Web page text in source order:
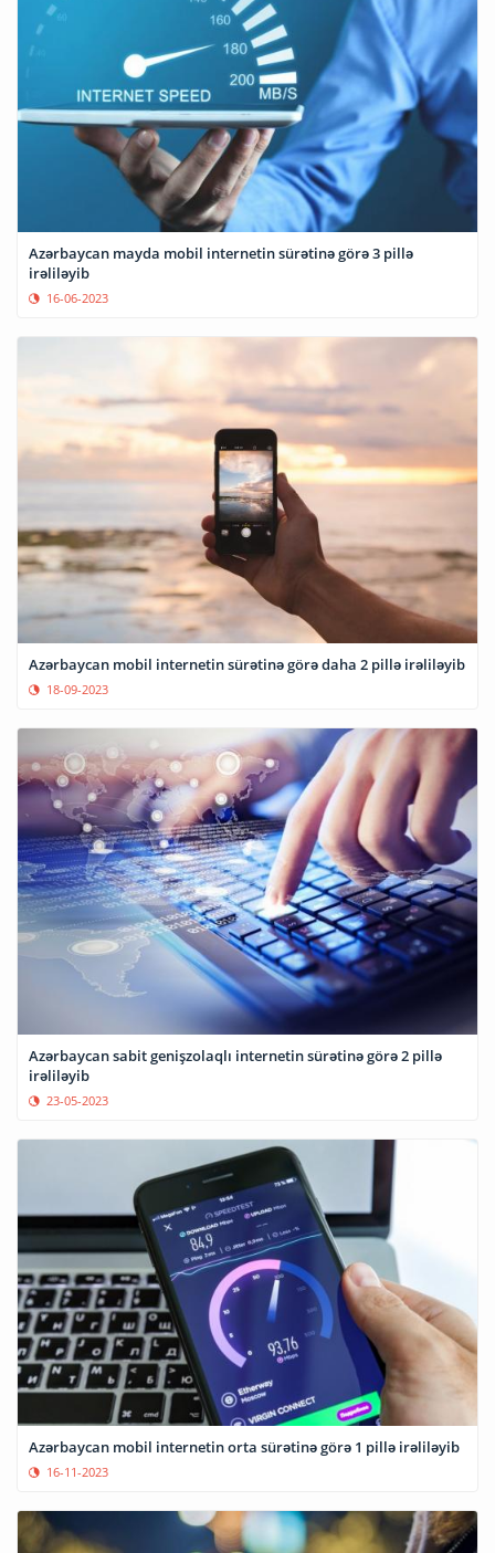
Azərbaycan mayda mobil internetin sürətinə görə 3 pillə
irəliləyib
16-06-2023
Azərbaycan mobil internetin sürətinə görə daha 2 pillə irəliləyib
18-09-2023
Azərbaycan sabit genişzolaqlı internetin sürətinə görə 2 pillə
irəliləyib
23-05-2023
Azərbaycan mobil internetin orta sürətinə görə 1 pillə irəliləyib
16-11-2023